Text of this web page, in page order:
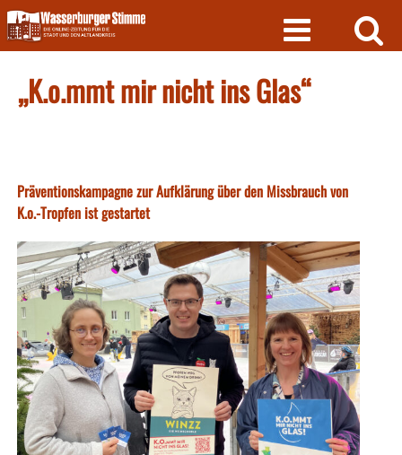
Skip
to
content
„K.o.mmt mir nicht ins Glas“
Präventionskampagne zur Aufklärung über den Missbrauch von
K.o.-Tropfen ist gestartet